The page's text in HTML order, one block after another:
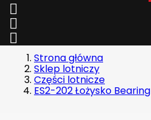



Strona główna
Sklep lotniczy
Części lotnicze
ES2-202 Łożysko Bearing